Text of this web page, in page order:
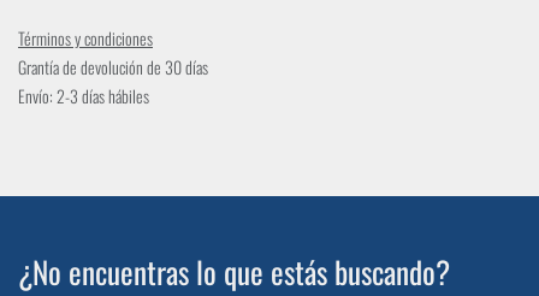
Términos y condiciones
Grantía de devolución de 30 días
Envío: 2-3 días hábiles
¿No encuentras lo que estás buscando?